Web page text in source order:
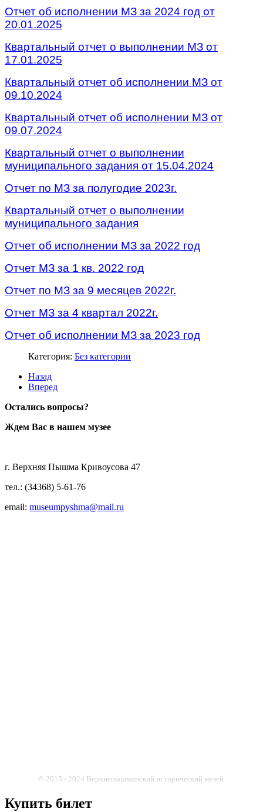
Отчет об исполнении МЗ за 2024 год от
20.01.2025
Квартальный отчет о выполнении МЗ от
17.01.2025
Квартальный отчет об исполнении МЗ от
09.10.2024
Квартальный отчет об исполнении МЗ от
09.07.2024
Квартальный отчет о выполнении
муниципального задания от 15.04.2024
Отчет по МЗ за полугодие 2023г.
Квартальный отчет о выполнении
муниципального задания
Отчет об исполнении МЗ за 2022 год
Отчет МЗ за 1 кв. 2022 год
Отчет по МЗ за 9 месяцев 2022г.
Отчет МЗ за 4 квартал 2022г.
Отчет об исполнении МЗ за 2023 год
Категория: Без категории
Назад
Вперед
Остались вопросы?
Ждем Вас в нашем музее
г. Верхняя Пышма Кривоусова 47
тел.: (34368) 5-61-76
email: museumpyshma@mail.ru
© 2015 - 2024 Верхнепышминский исторический музей.
Купить билет